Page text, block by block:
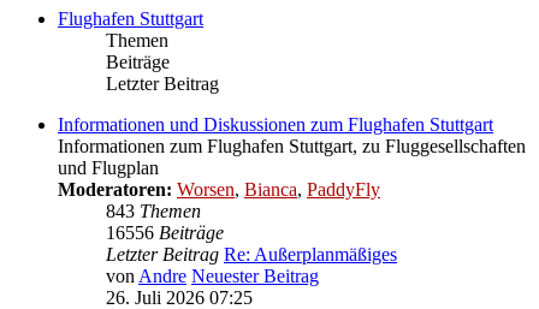
Flughafen Stuttgart
Themen
Beiträge
Letzter Beitrag
Informationen und Diskussionen zum Flughafen Stuttgart
Informationen zum Flughafen Stuttgart, zu Fluggesellschaften
und Flugplan
Moderatoren: Worsen, Bianca, PaddyFly
843 Themen
16556 Beiträge
Letzter Beitrag Re: Außerplanmäßiges
von Andre Neuester Beitrag
26. Juli 2026 07:25